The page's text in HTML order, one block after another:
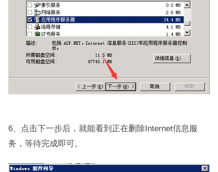
6、点击下一步后，就能看到正在删除Internet信息服
务，等待完成即可。